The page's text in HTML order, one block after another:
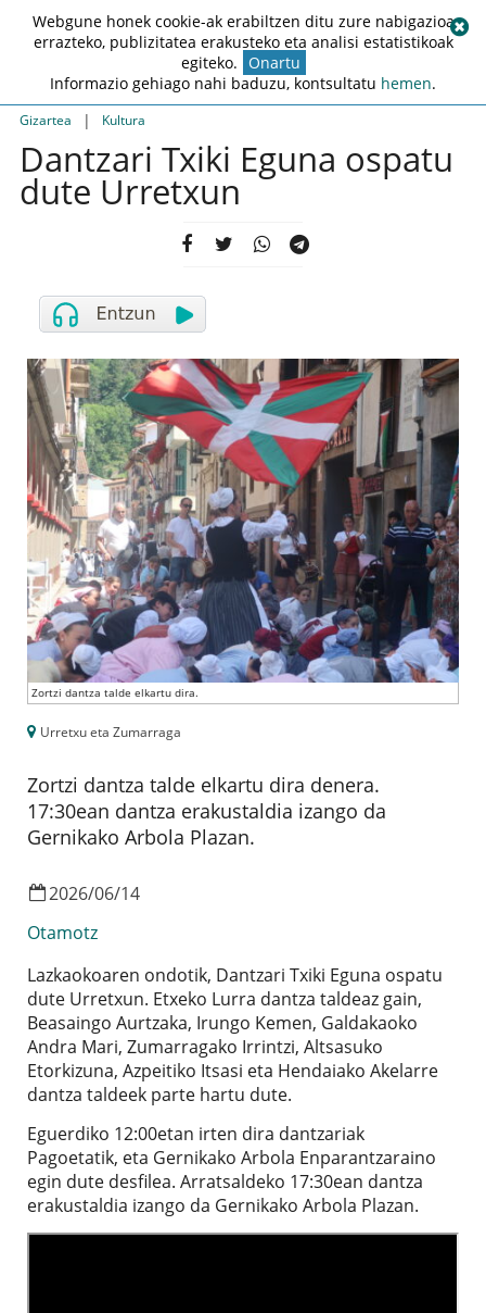
Gizartea | Kultura
Dantzari Txiki Eguna ospatu
dute Urretxun
Urretxu eta Zumarraga
Zortzi dantza talde elkartu dira denera.
17:30ean dantza erakustaldia izango da
Gernikako Arbola Plazan.
Zortzi dantza talde elkartu dira.
2026/06/14
Otamotz
Lazkaokoaren ondotik, Dantzari Txiki Eguna ospatu
dute Urretxun. Etxeko Lurra dantza taldeaz gain,
Beasaingo Aurtzaka, Irungo Kemen, Galdakaoko
Andra Mari, Zumarragako Irrintzi, Altsasuko
Etorkizuna, Azpeitiko Itsasi eta Hendaiako Akelarre
dantza taldeek parte hartu dute.
Eguerdiko 12:00etan irten dira dantzariak
Pagoetatik, eta Gernikako Arbola Enparantzaraino
egin dute desfilea. Arratsaldeko 17:30ean dantza
erakustaldia izango da Gernikako Arbola Plazan.
Webgune honek cookie-ak erabiltzen ditu zure nabigazioa
errazteko, publizitatea erakusteko eta analisi estatistikoak
egiteko. Onartu
Informazio gehiago nahi baduzu, kontsultatu hemen.